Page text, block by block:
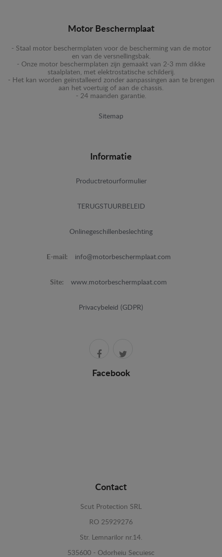
Motor Beschermplaat
- Staal motor beschermplaten voor de bescherming van de motor
en van de versnellingsbak.
- Onze motor beschermplaten zijn gemaakt van 2-3 mm dikke
staalplaten, met elektrostatische schilderij.
- Het kan worden geïnstalleerd zonder aanpassingen aan te brengen
aan het voertuig of aan de chassis.
- 24 maanden garantie.
Sitemap
Informatie
Productretourformulier
TERUGSTUURBELEID
Onlinegeschillenbeslechting
E-mail: info@motorbeschermplaat.com
Site: www.motorbeschermplaat.com
Privacybeleid (GDPR)
Facebook
Contact
Scut Protection SRL
RO 25929276
Str. Lemnarilor nr.14.
535600 - Odorheiu Secuiesc